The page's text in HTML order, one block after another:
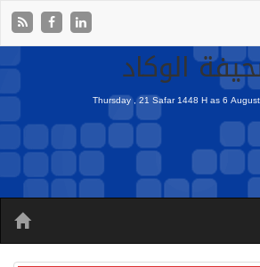
الوكاد
Thursday , 21 Safar 1448 H as6